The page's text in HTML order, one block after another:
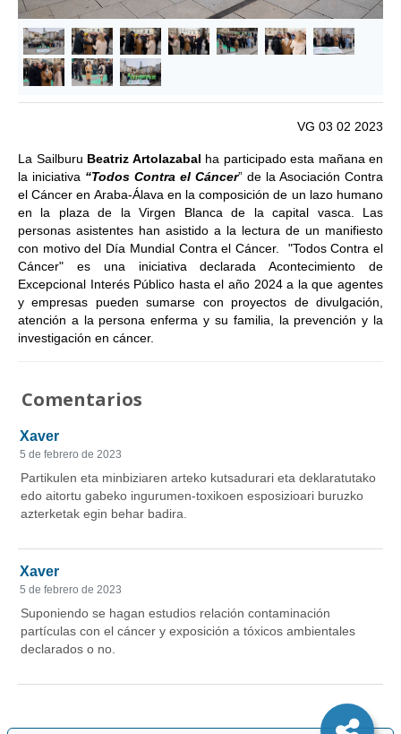
VG 03 02 2023
La Sailburu Beatriz Artolazabal ha participado esta mañana en
la iniciativa “Todos Contra el Cáncer” de la Asociación Contra
el Cáncer en Araba-Álava en la composición de un lazo humano
en la plaza de la Virgen Blanca de la capital vasca. Las
personas asistentes han asistido a la lectura de un manifiesto
con motivo del Día Mundial Contra el Cáncer. "Todos Contra el
Cáncer" es una iniciativa declarada Acontecimiento de
Excepcional Interés Público hasta el año 2024 a la que agentes
y empresas pueden sumarse con proyectos de divulgación,
atención a la persona enferma y su familia, la prevención y la
investigación en cáncer.
Comentarios